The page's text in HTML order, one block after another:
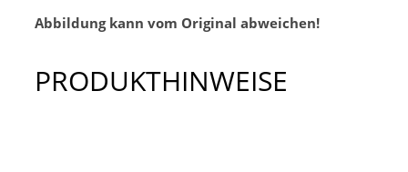
Abbildung kann vom Original abweichen!
PRODUKTHINWEISE